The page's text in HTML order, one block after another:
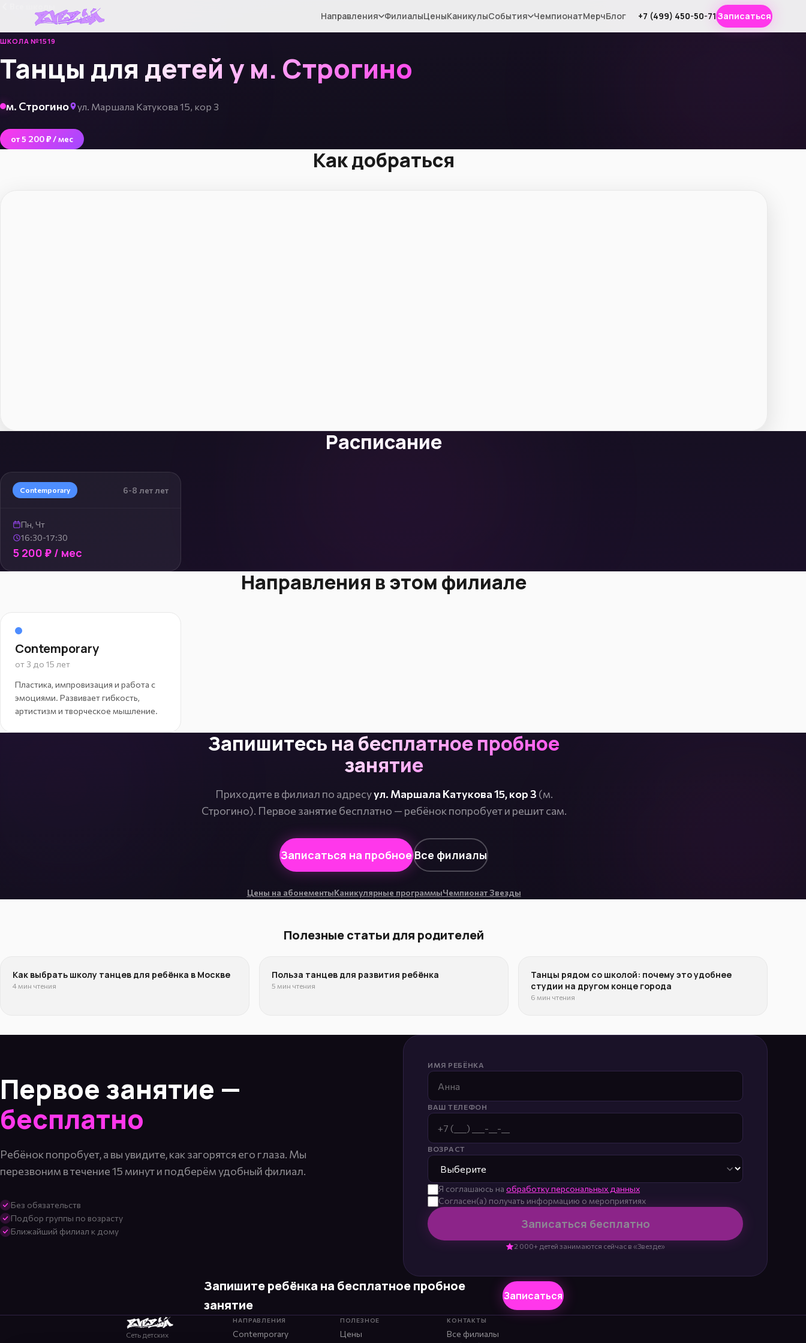
Направления ФилиалыЦеныКаникулыСобытия ЧемпионатМерчБлог +7 (499) 450-50-71 Записаться
ШКОЛА №1519
Танцы для детей у м. Строгино
м. Строгино ул. Маршала Катукова 15, кор 3
от 5 200 ₽ / мес
Как добраться
Расписание
Contemporary 6-8 лет лет
Пн, Чт
16:30-17:30
5 200 ₽ / мес
Направления в этом филиале
Contemporary
от 3 до 15 лет
Пластика, импровизация и работа с
эмоциями. Развивает гибкость,
артистизм и творческое мышление.
Запишитесь на бесплатное пробное
занятие
Приходите в филиал по адресуул. Маршала Катукова 15, кор 3 (м.
Строгино). Первое занятие бесплатно — ребёнок попробует и решит сам.
Записаться на пробное Все филиалы
Цены на абонементыКаникулярные программыЧемпионат Звезды
Полезные статьи для родителей
Как выбрать школу танцев для ребёнка в Москве
4 мин чтения
Польза танцев для развития ребёнка
5 мин чтения
Танцы рядом со школой: почему это удобнее
студии на другом конце города
6 мин чтения
Первое занятие —
бесплатно
Ребёнок попробует, а вы увидите, как загорятся его глаза. Мы
перезвоним в течение 15 минут и подберём удобный филиал.
Без обязательств
Подбор группы по возрасту
Ближайший филиал к дому
ИМЯ РЕБЁНКА
ВАШ ТЕЛЕФОН
ВОЗРАСТ
Я соглашаюсь на обработку персональных данных
Согласен(а) получать информацию о мероприятиях
Записаться бесплатно
2 000+ детей занимаются сейчас в «Звезде»
Запишите ребёнка на бесплатное пробное
занятие
Записаться
Сеть детских
НАПРАВЛЕНИЯ
Contemporary
ПОЛЕЗНОЕ
Цены
КОНТАКТЫ
Все филиалы